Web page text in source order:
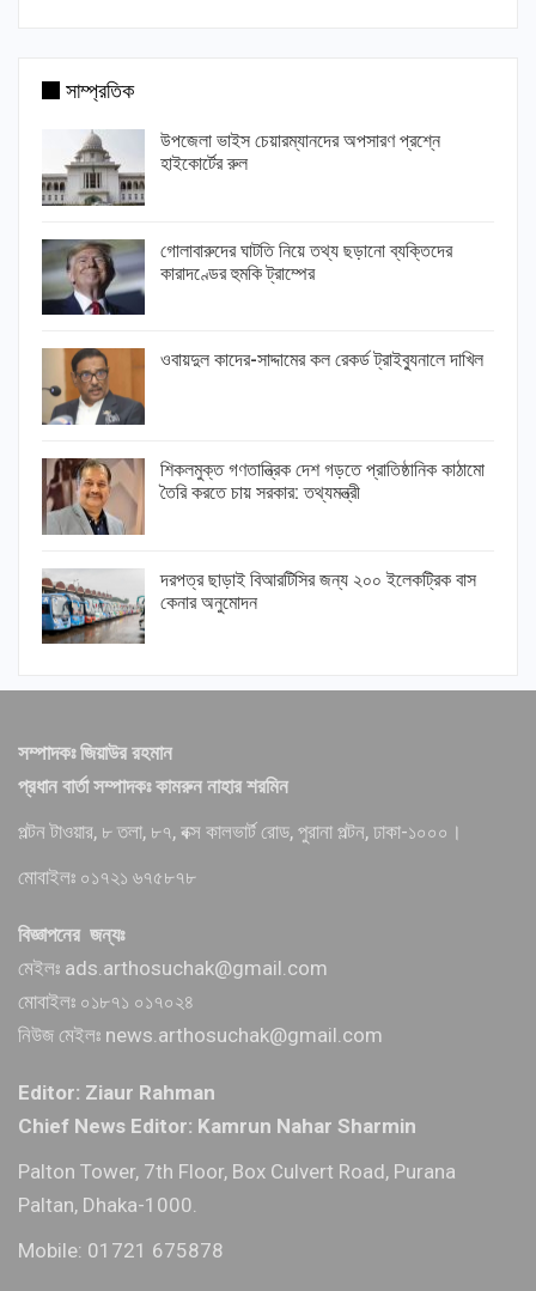
সাম্প্রতিক
উপজেলা ভাইস চেয়ারম্যানদের অপসারণ প্রশ্নে
হাইকোর্টের রুল
গোলাবারুদের ঘাটতি নিয়ে তথ্য ছড়ানো ব্যক্তিদের
কারাদণ্ডের হুমকি ট্রাম্পের
ওবায়দুল কাদের-সাদ্দামের কল রেকর্ড ট্রাইব্যুনালে দাখিল
শিকলমুক্ত গণতান্ত্রিক দেশ গড়তে প্রাতিষ্ঠানিক কাঠামো
তৈরি করতে চায় সরকার: তথ্যমন্ত্রী
দরপত্র ছাড়াই বিআরটিসির জন্য ২০০ ইলেকট্রিক বাস
কেনার অনুমোদন
সম্পাদকঃ জিয়াউর রহমান
প্রধান বার্তা সম্পাদকঃ কামরুন নাহার শরমিন
পল্টন টাওয়ার, ৮ তলা, ৮৭, বক্স কালভার্ট রোড, পুরানা পল্টন, ঢাকা-১০০০।
মোবাইলঃ ০১৭২১ ৬৭৫৮৭৮
বিজ্ঞাপনের জন্যঃ
মেইলঃ ads.arthosuchak@gmail.com
মোবাইলঃ ০১৮৭১ ০১৭০২৪
নিউজ মেইলঃ news.arthosuchak@gmail.com
Editor: Ziaur Rahman
Chief News Editor: Kamrun Nahar Sharmin
Palton Tower, 7th Floor, Box Culvert Road, Purana
Paltan, Dhaka-1000.
Mobile: 01721 675878